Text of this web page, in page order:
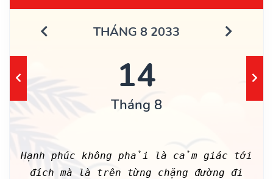
THÁNG 8 2033
14
Tháng 8
Hạnh phúc không phải là cảm giác tới
đích mà là trên từng chặng đường đi